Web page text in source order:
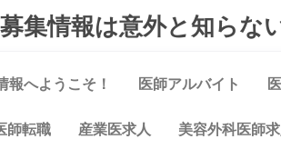
集情報は意外と知らな
報へようこそ！ 医師アルバイト
師転職 産業医求人 美容外科医師